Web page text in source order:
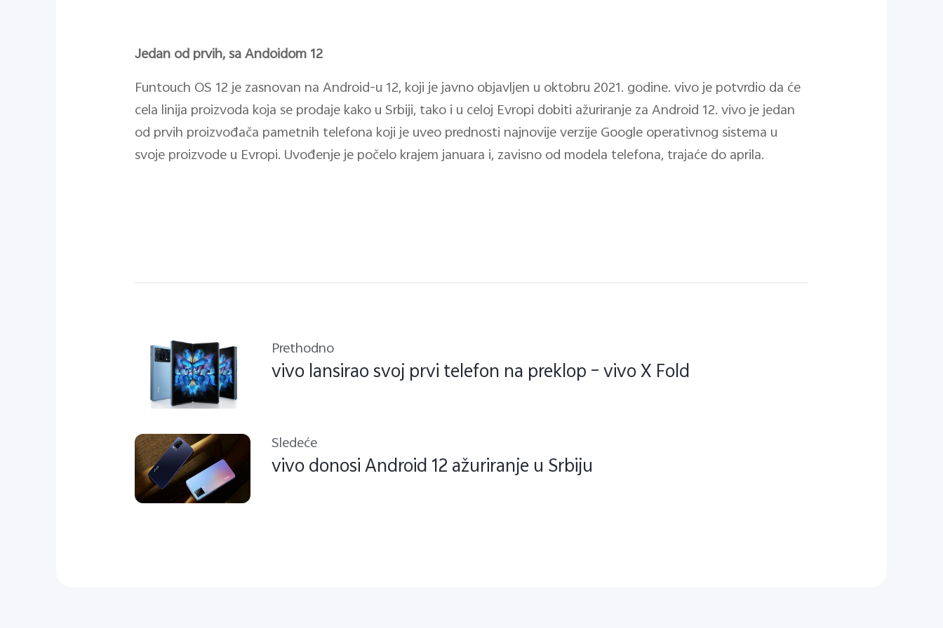
Jedan od prvih, sa Andoidom 12
Funtouch OS 12 je zasnovan na Android-u 12, koji je javno objavljen u oktobru 2021. godine. vivo je potvrdio da će
cela linija proizvoda koja se prodaje kako u Srbiji, tako i u celoj Evropi dobiti ažuriranje za Android 12. vivo je jedan
od prvih proizvođača pametnih telefona koji je uveo prednosti najnovije verzije Google operativnog sistema u
svoje proizvode u Evropi. Uvođenje je počelo krajem januara i, zavisno od modela telefona, trajaće do aprila.
Prethodno
vivo lansirao svoj prvi telefon na preklop – vivo X Fold
Sledeće
vivo donosi Android 12 ažuriranje u Srbiju